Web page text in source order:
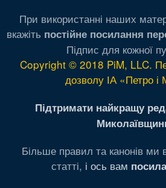
При використанні наших
вкажіть постійне посилання
Підпис для кожної
Copyright © 2018 PiM, LLC.
дозволу ІА «Петро і
Підтримати найкращу
Більше правил та канонів ми
статті, і ось вам